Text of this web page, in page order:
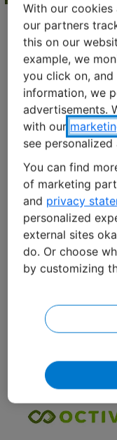
Warum
Sie können IoT in
mit Precision
ermöglicht es
und Effizienz
optimieren. Es
Pflanzen und des
die Nutzung von
Land autonom
With our cookies
our partners
this on our
example, we
you click on,
information, we
advertisements.
with our
see
You can find
of marketing
and privacy
personalized
external sites
do. Or choose
by customizing